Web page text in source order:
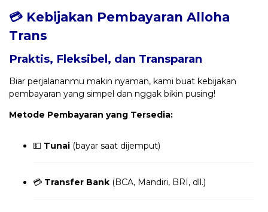
💳 Kebijakan Pembayaran Alloha
Trans
Praktis, Fleksibel, dan Transparan
Biar perjalananmu makin nyaman, kami buat kebijakan
pembayaran yang simpel dan nggak bikin pusing!
Metode Pembayaran yang Tersedia:
💵 Tunai (bayar saat dijemput)
💳 Transfer Bank (BCA, Mandiri, BRI, dll.)